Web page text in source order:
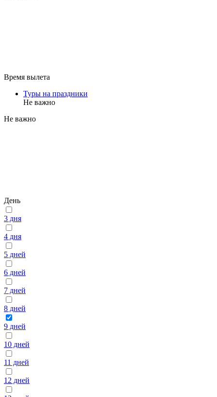
Время вылета
Туры на праздники
Не важно
Не важно
День
3 дня
4 дня
5 дней
6 дней
7 дней
8 дней
9 дней
10 дней
11 дней
12 дней